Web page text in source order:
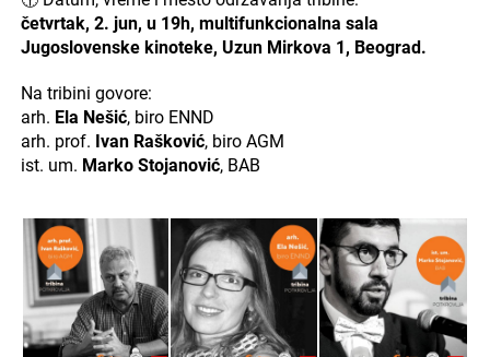
četvrtak, 2. jun, u 19h, multifunkcionalna sala
Jugoslovenske kinoteke, Uzun Mirkova 1, Beograd.
Na tribini govore:
arh. Ela Nešić, biro ENND
arh. prof. Ivan Rašković, biro AGM
ist. um. Marko Stojanović, BAB